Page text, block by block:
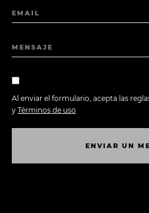
EMAIL
MENSAJE
Al enviar el formulario, acepta las
y Términos de uso
EN VI AR U N M E